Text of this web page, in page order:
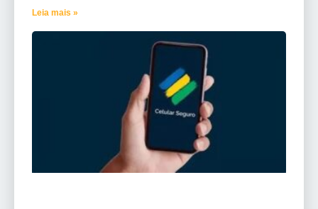
Leia mais »